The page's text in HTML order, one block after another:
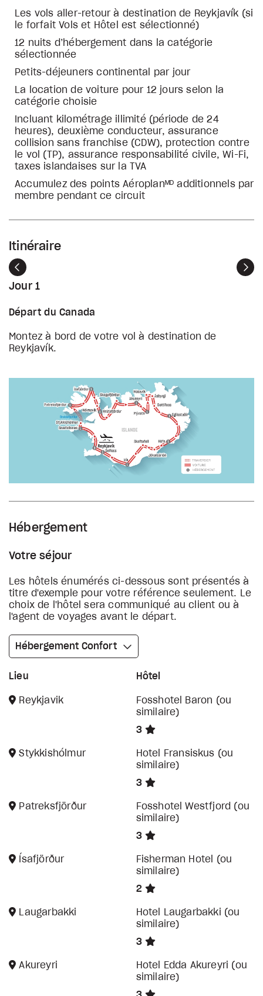
Les vols aller-retour à destination de Reykjavík (si
le forfait Vols et Hôtel est sélectionné)
12 nuits d’hébergement dans la catégorie
sélectionnée
Petits-déjeuners continental par jour
La location de voiture pour 12 jours selon la
catégorie choisie
Incluant kilométrage illimité (période de 24
heures), deuxième conducteur, assurance
collision sans franchise (CDW), protection contre
le vol (TP), assurance responsabilité civile, Wi-Fi,
taxes islandaises sur la TVA
Accumulez des points Aéroplanᴹᴰ additionnels par
membre pendant ce circuit
Itinéraire
Précédent
Jour 1
Départ du Canada
Montez à bord de votre vol à destination de
Reykjavík.
Hébergement
Votre séjour
Les hôtels énumérés ci-dessous sont présentés à
titre d'exemple pour votre référence seulement. Le
choix de l'hôtel sera communiqué au client ou à
l'agent de voyages avant le départ.
Hébergement Confort
Lieu Hôtel
Reykjavik
Fosshotel Baron (ou
similaire)
3
Stykkishólmur
Hotel Fransiskus (ou
similaire)
3
Patreksfjörður
Fosshotel Westfjord (ou
similaire)
3
Ísafjörður
Fisherman Hotel (ou
similaire)
2
Laugarbakki
Hotel Laugarbakki (ou
similaire)
3
Akureyri
Hotel Edda Akureyri (ou
similaire)